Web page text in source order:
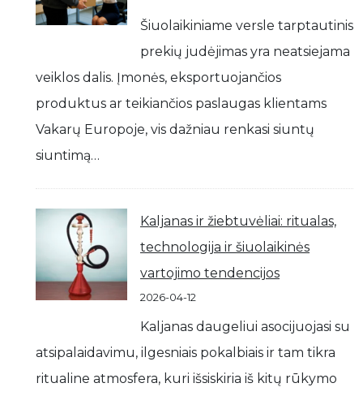
Šiuolaikiniame versle tarptautinis
prekių judėjimas yra neatsiejama
veiklos dalis. Įmonės, eksportuojančios
produktus ar teikiančios paslaugas klientams
Vakarų Europoje, vis dažniau renkasi siuntų
siuntimą…
Kaljanas ir žiebtuvėliai: ritualas,
technologija ir šiuolaikinės
vartojimo tendencijos
2026-04-12
Kaljanas daugeliui asocijuojasi su
atsipalaidavimu, ilgesniais pokalbiais ir tam tikra
ritualine atmosfera, kuri išsiskiria iš kitų rūkymo